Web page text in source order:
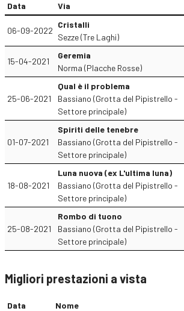
Data Via
06-09-2022
Cristalli
Sezze (Tre Laghi)
15-04-2021
Geremia
Norma (Placche Rosse)
25-06-2021
Qual è il problema
Bassiano (Grotta del Pipistrello -
Settore principale)
01-07-2021
Spiriti delle tenebre
Bassiano (Grotta del Pipistrello -
Settore principale)
18-08-2021
Luna nuova (ex L'ultima luna)
Bassiano (Grotta del Pipistrello -
Settore principale)
25-08-2021
Rombo di tuono
Bassiano (Grotta del Pipistrello -
Settore principale)
Migliori prestazioni a vista
Data Nome